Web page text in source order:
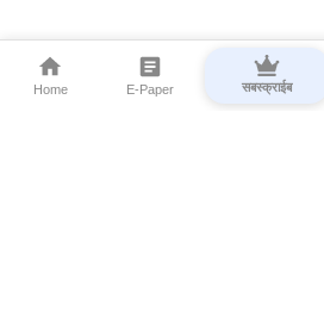
Home E-Paper सबस्क्राईब